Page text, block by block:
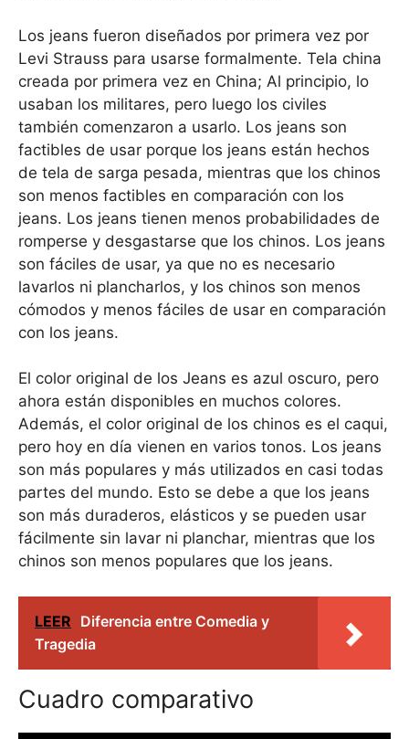
Los jeans fueron diseñados por primera vez por
Levi Strauss para usarse formalmente. Tela china
creada por primera vez en China; Al principio, lo
usaban los militares, pero luego los civiles
también comenzaron a usarlo. Los jeans son
factibles de usar porque los jeans están hechos
de tela de sarga pesada, mientras que los chinos
son menos factibles en comparación con los
jeans. Los jeans tienen menos probabilidades de
romperse y desgastarse que los chinos. Los jeans
son fáciles de usar, ya que no es necesario
lavarlos ni plancharlos, y los chinos son menos
cómodos y menos fáciles de usar en comparación
con los jeans.
El color original de los Jeans es azul oscuro, pero
ahora están disponibles en muchos colores.
Además, el color original de los chinos es el caqui,
pero hoy en día vienen en varios tonos. Los jeans
son más populares y más utilizados en casi todas
partes del mundo. Esto se debe a que los jeans
son más duraderos, elásticos y se pueden usar
fácilmente sin lavar ni planchar, mientras que los
chinos son menos populares que los jeans.
LEER Diferencia entre Comedia y
Tragedia
Cuadro comparativo